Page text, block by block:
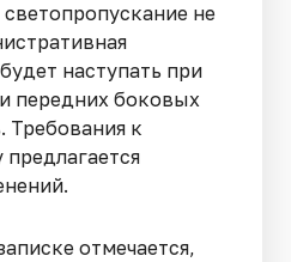
не
наступать при
передних боковых
Требования к
отмечается,